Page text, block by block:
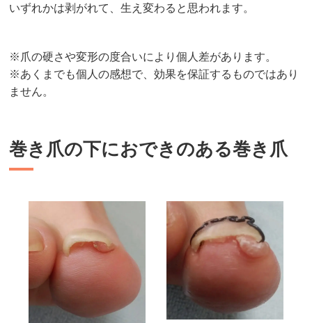
いずれかは剥がれて、生え変わると思われます。
※爪の硬さや変形の度合いにより個人差があります。
※あくまでも個人の感想で、効果を保証するものではあり
ません。
巻き爪の下におできのある巻き爪